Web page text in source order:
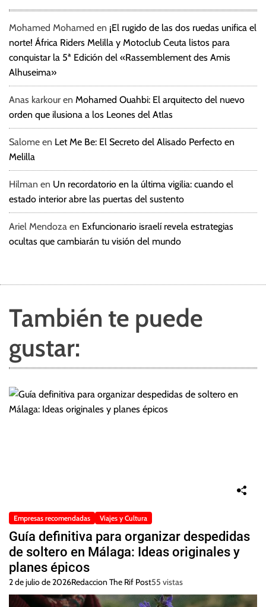
Mohamed Mohamed en ¡El rugido de las dos ruedas unifica el
norte! África Riders Melilla y Motoclub Ceuta listos para
conquistar la 5ª Edición del «Rassemblement des Amis
Alhuseima»
Anas karkour en Mohamed Ouahbi: El arquitecto del nuevo
orden que ilusiona a los Leones del Atlas
Salome en Let Me Be: El Secreto del Alisado Perfecto en
Melilla
Hilman en Un recordatorio en la última vigilia: cuando el
estado interior abre las puertas del sustento
Ariel Mendoza en Exfuncionario israelí revela estrategias
ocultas que cambiarán tu visión del mundo
También te puede
gustar:
Empresas recomendadas Viajes y Cultura
Guía definitiva para organizar despedidas
de soltero en Málaga: Ideas originales y
planes épicos
2 de julio de 2026Redaccion The Rif Post55 vistas